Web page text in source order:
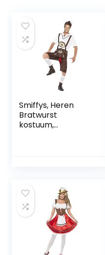
Smiffys, Heren
Bratwurst
kostuum,